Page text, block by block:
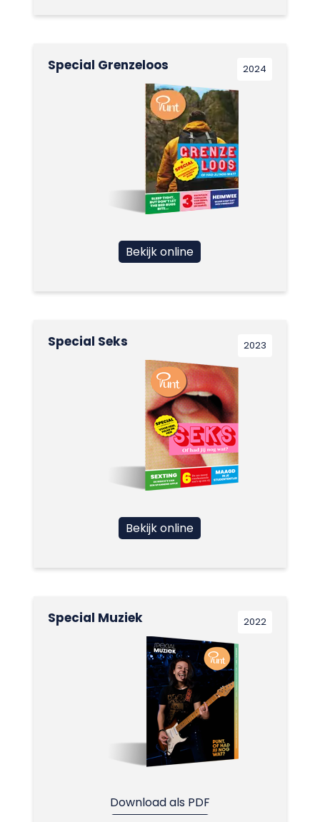
Special Grenzeloos 2024
Bekijk online
Special Seks 2023
Bekijk online
Special Muziek 2022
Download als PDF